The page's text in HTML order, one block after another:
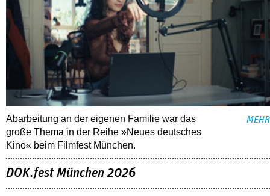
Abarbeitung an der eigenen Familie war das
große Thema in der Reihe »Neues deutsches
Kino« beim Filmfest München.
MEHR
DOK.fest München 2026